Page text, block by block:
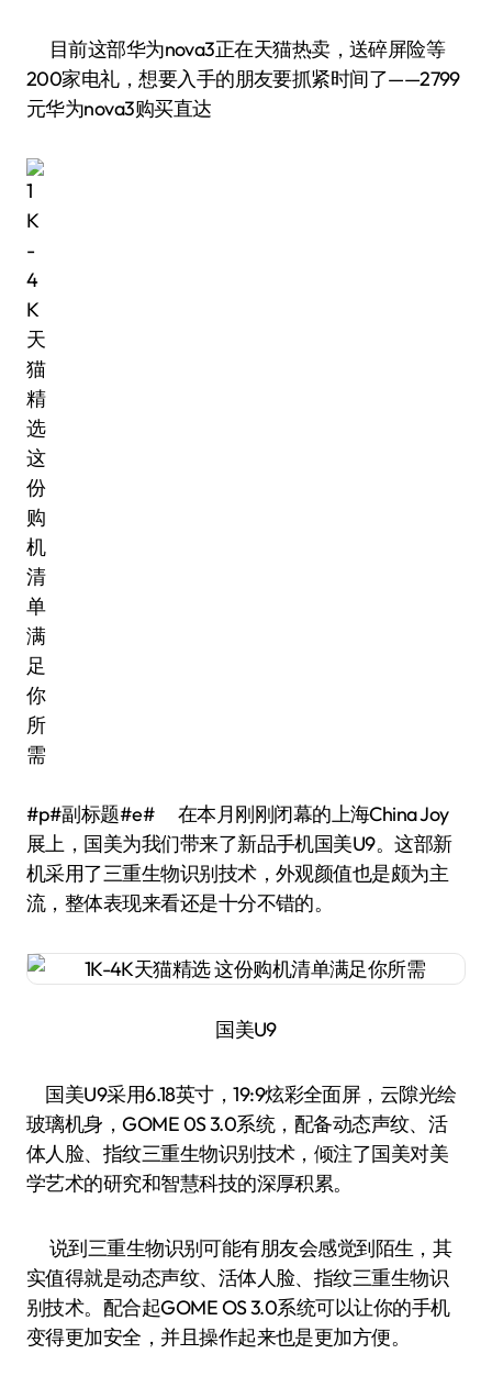
目前这部华为nova3正在天猫热卖，送碎屏险等
200家电礼，想要入手的朋友要抓紧时间了——2799
元华为nova3购买直达
#p#副标题#e# 在本月刚刚闭幕的上海China Joy
展上，国美为我们带来了新品手机国美U9。这部新
机采用了三重生物识别技术，外观颜值也是颇为主
流，整体表现来看还是十分不错的。
国美U9
国美U9采用6.18英寸，19:9炫彩全面屏，云隙光绘
玻璃机身，GOME 0S 3.0系统，配备动态声纹、活
体人脸、指纹三重生物识别技术，倾注了国美对美
学艺术的研究和智慧科技的深厚积累。
说到三重生物识别可能有朋友会感觉到陌生，其
实值得就是动态声纹、活体人脸、指纹三重生物识
别技术。配合起GOME OS 3.0系统可以让你的手机
变得更加安全，并且操作起来也是更加方便。